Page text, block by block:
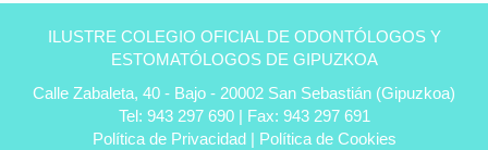
Úbeda
ILUSTRE COLEGIO OFICIAL DE ODONTÓLOGOS Y
ESTOMATÓLOGOS DE GIPUZKOA
Calle Zabaleta, 40 - Bajo - 20002 San Sebastián (Gipuzkoa)
Tel: 943 297 690 | Fax: 943 297 691
Política de Privacidad| Política de Cookies